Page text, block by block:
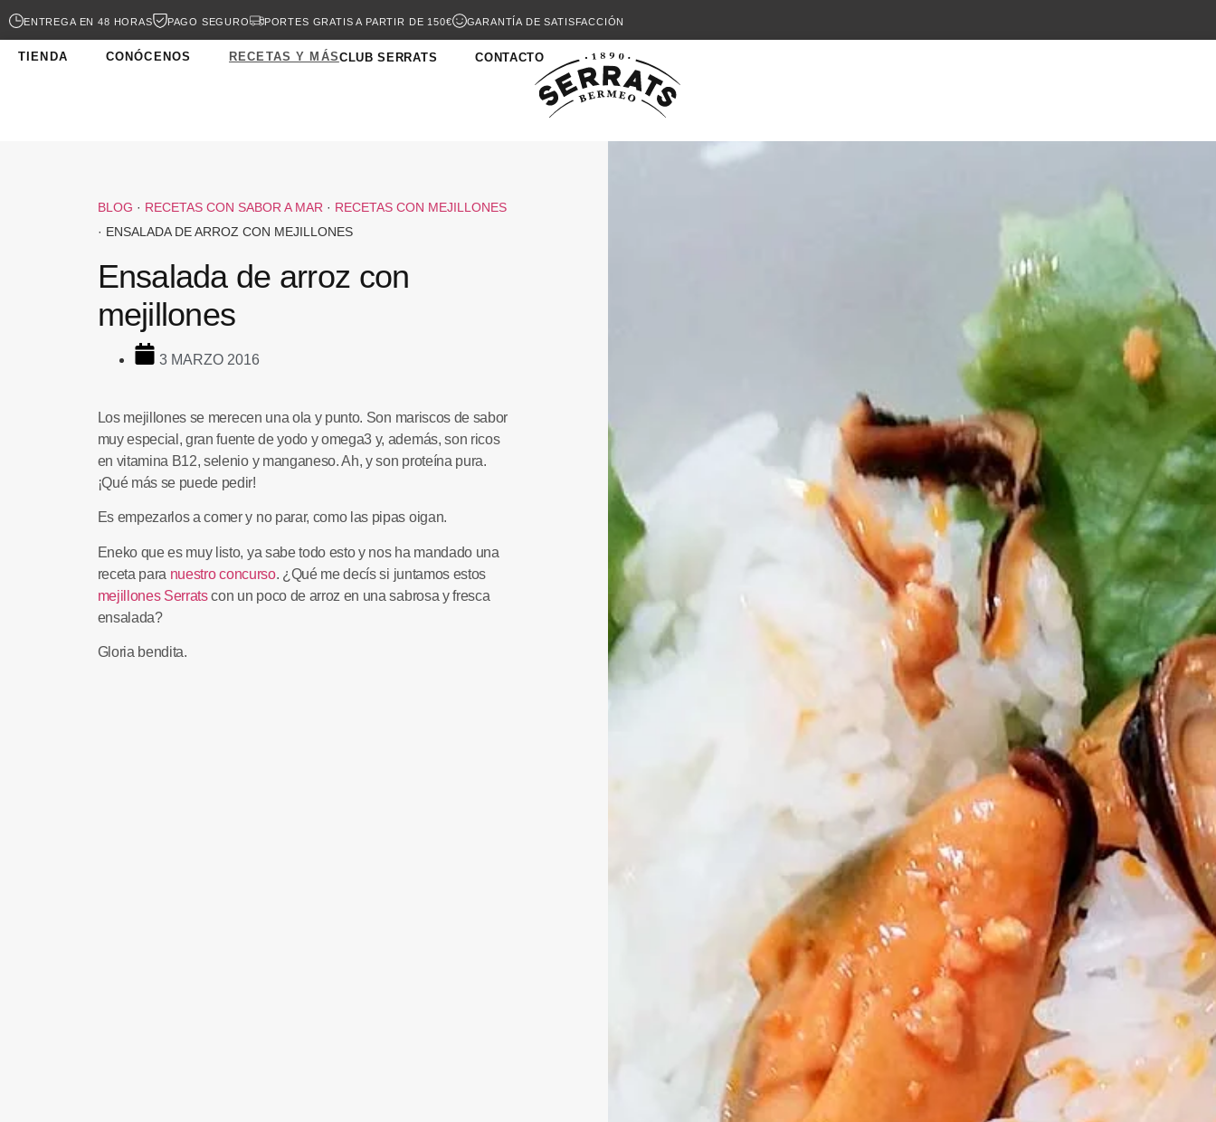
ENTREGA EN 48 HORAS PAGO SEGURO PORTES GRATIS A PARTIR DE 150€ GARANTÍA DE SATISFACCIÓN
TIENDA CONÓCENOS RECETAS Y MÁSCLUB SERRATS CONTACTO
BLOG · RECETAS CON SABOR A MAR· RECETAS CON MEJILLONES
· ENSALADA DE ARROZ CON MEJILLONES
Ensalada de arroz con
mejillones
3 MARZO 2016
Los mejillones se merecen una ola y punto. Son mariscosde sabor
muy especial, gran fuente de yodo y omega3 y, además, son ricos
en vitamina B12, selenio y manganeso. Ah, y son proteína pura.
¡Qué más se puede pedir!
Es empezarlos a comer y no parar, como las pipas oigan.
Eneko que es muy listo, ya sabe todo esto y nos ha mandado una
receta para nuestro concurso. ¿Qué me decís si juntamos estos
mejillones Serratscon un poco de arroz en una sabrosa y fresca
ensalada?
Gloria bendita.